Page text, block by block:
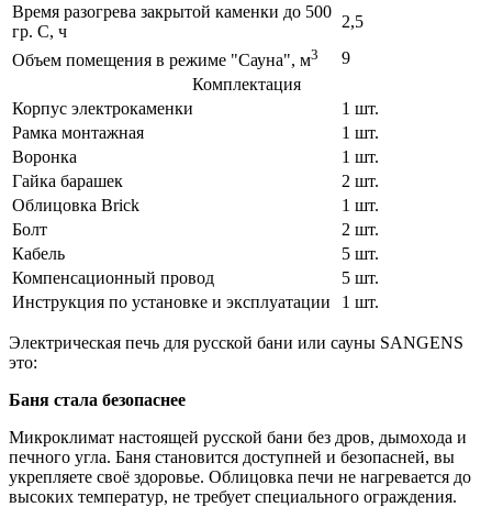
Время разогрева закрытой каменки до 500
гр. С, ч
2,5
Объем помещения в режиме "Сауна", м3
9
Комплектация
Корпус электрокаменки
1 шт.
Рамка монтажная
1 шт.
Воронка
1 шт.
Гайка барашек
2 шт.
Облицовка Brick
1 шт.
Болт
2 шт.
Кабель
5 шт.
Компенсационный провод
5 шт.
Инструкция по установке и эксплуатации
1 шт.
Электрическая печь для русской бани или сауны SANGENS
это:
Баня стала безопаснее
Микроклимат настоящей русской бани без дров, дымохода и
печного угла. Баня становится доступней и безопасней, вы
укрепляете своё здоровье. Облицовка печи не нагревается до
высоких температур, не требует специального ограждения.